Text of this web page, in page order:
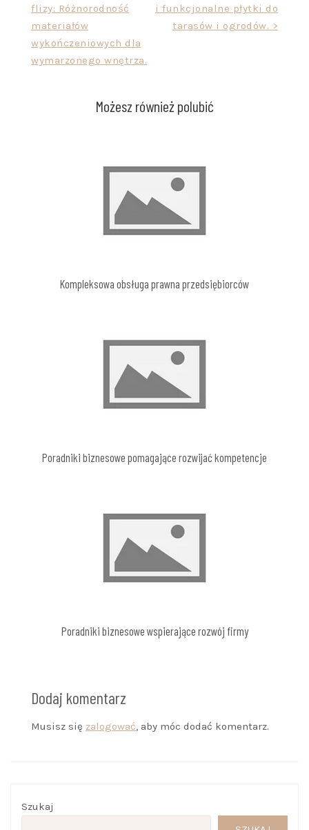
wpisuflizy: Różnorodność
materiałów
wykończeniowych dla
wymarzonego wnętrza.
i funkcjonalne płytki do
tarasów i ogrodów. >
Możesz również polubić
Kompleksowa obsługa prawna przedsiębiorców
Poradniki biznesowe pomagające rozwijać kompetencje
Poradniki biznesowe wspierające rozwój firmy
Dodaj komentarz
Musisz się zalogować, aby móc dodać komentarz.
Szukaj